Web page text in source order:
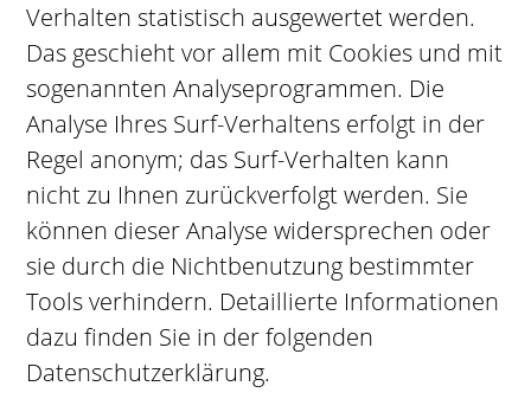
Verhalten statistisch ausgewertet werden.
Das geschieht vor allem mit Cookies und mit
sogenannten Analyseprogrammen. Die
Analyse Ihres Surf-Verhaltens erfolgt in der
Regel anonym; das Surf-Verhalten kann
nicht zu Ihnen zurückverfolgt werden. Sie
können dieser Analyse widersprechen oder
sie durch die Nichtbenutzung bestimmter
Tools verhindern. Detaillierte Informationen
dazu finden Sie in der folgenden
Datenschutzerklärung.